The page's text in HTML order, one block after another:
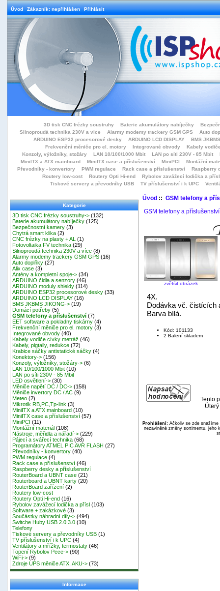
Úvod Zákazník: nepřihlášen Přihlásit
3D tisk CNC frézky soustruhy Baterie akumulátory nabíječky
Silnoproudá technika 230V a více
Alarmy modemy trackery GSM GPS
Auto
ARDUINO ESP32 procesorové desky
ARDUINO LCD DISPLAY
BMS
Frekvenční měniče pro el. motory
Integrované obvody
Kabely
Konzoly, výložníky, stožáry
LAN 10/100/1000 Mbit LAN po síti 230V - 85 Mbit
MiniITX a ATX mainboard
MiniITX case a příslušenství MiniPCI
Montážní
Převodníky - konvertory
PWM regulace Rack case a příslušenství
Raspberry
Routery low-cost
Routery Opti Hi-end
Rybolov zavážecí lodička a přísl
Tiskové servery a převodníky USB
TV příslušenství i k UPC
Kategorie
3D tisk CNC frézky soustruhy-> (132)
Baterie akumulátory nabíječky (125)
Bezpečnostní kamery (3)
Chytrá smart klika (2)
CNC frézky na plasty + AL
(1)
Fotovoltaika FV technika (29)
Silnoproudá technika 230V a více (8)
Alarmy modemy trackery GSM GPS (16)
Auto doplňky (27)
Alix case (3)
Antény a kompletní spoje-> (34)
ARDUINO čidla a senzory (46)
ARDUINO moduly shieldy (114)
ARDUINO ESP32 procesorové desky (33)
ARDUINO LCD DISPLAY (16)
BMS JKBMS JIKONG-> (19)
Domácí potřeby (5)
GSM telefony a příslušenství (7)
EET software a pokladny tiskárny (4)
Frekvenční měniče pro el. motory (3)
Integrované obvody (40)
Kabely vodiče cívky metráž (46)
Kabely, pigtaily, redukce (72)
Krabice sáčky antistatické sáčky (4)
Konektory-> (156)
Konzoly, výložníky, stožáry-> (6)
LAN 10/100/1000 Mbit (10)
LAN po síti 230V - 85 Mbit
LED osvětlení-> (30)
Měniče napětí DC / DC-> (158)
Měniče invertory DC / AC (9)
Meteo (2)
Mikrotik RB,PC,Tp-link (3)
MiniITX a ATX mainboard (10)
MiniITX case a příslušenství (57)
MiniPCI (11)
Montážní materiál (108)
Nástroje, měřidla a nářadí-> (229)
Pájecí a svářecí technika (68)
Programátory ATMEL PIC AVR FLASH (27)
Převodníky - konvertory (40)
PWM regulace (4)
Rack case a příslušenství (46)
Raspberry desky a příslušenství
RouterBoard a UBNT case (21)
Routerboard a UBNT karty (20)
RouterBoard zařízení (2)
Routery low-cost
Routery Opti Hi-end (16)
Rybolov zavážecí lodička a přísl (103)
Software + zakázkové (3)
Součástky náhradní díly-> (494)
Switche Huby USB 2.0 3.0 (10)
Telefony
Tiskové servery a převodníky USB (1)
TV příslušenství i k UPC (4)
Ventilátory a mřížky, termostaty (46)
Topení Rybolov Pece-> (90)
WiFi-> (9)
Zdroje UPS měniče ATX, AKU-> (73)
Informace
Úvod:: GSM telefony a
GSM telefony a příslušenství
zvětšit obrázek
4X.
Dodávka vč. čistících
Barva bílá.
Kód: 101133
2 Balení skladem
Tento
Prohlášení:Ačkoliv se zde snažíme
nezaviněné změny sortimentu, jeho